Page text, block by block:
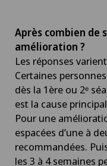
Après combien de
amélioration ?
Les réponses
Certaines
dès la 1ère ou 2ᵉ
est la cause
Pour une
espacées d’une à
recommandées.
les 3 à 4 semaines